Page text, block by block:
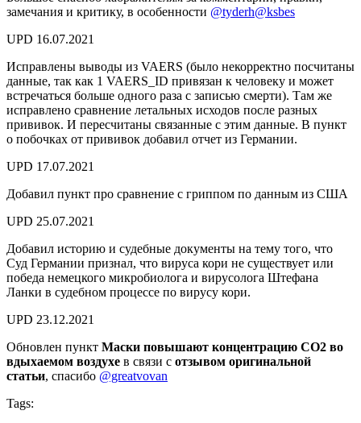
замечания и критику, в особенности @tyderh@ksbes
UPD 16.07.2021
Исправлены выводы из VAERS (было некорректно посчитаны
данные, так как 1 VAERS_ID привязан к человеку и может
встречаться больше одного раза с записью смерти). Там же
исправлено сравнение летальных исходов после разных
прививок. И пересчитаны связанные с этим данные. В пункт
о побочках от прививок добавил отчет из Германии.
UPD 17.07.2021
Добавил пункт про сравнение с гриппом по данным из США
UPD 25.07.2021
Добавил историю и судебные документы на тему того, что
Суд Германии признал, что вируса кори не существует или
победа немецкого микробиолога и вирусолога Штефана
Ланки в судебном процессе по вирусу кори.
UPD 23.12.2021
Обновлен пункт Маски повышают концентрацию CO2 во
вдыхаемом воздухе в связи с отзывом оригинальной
статьи, спасибо @greatvovan
Tags: